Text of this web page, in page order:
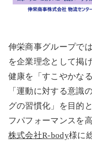
伸栄商事グループで
を企業理念として掲
健康を「すこやかな
「運動に対する意識
グの習慣化」を目的
フパフォーマンスを
株式会社R-body様に